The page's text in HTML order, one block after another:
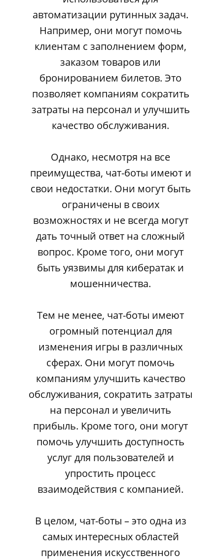
автоматизации рутинных задач.
Например, они могут помочь
клиентам с заполнением форм,
заказом товаров или
бронированием билетов. Это
позволяет компаниям сократить
затраты на персонал и улучшить
качество обслуживания.
Однако, несмотря на все
преимущества, чат-боты имеют и
свои недостатки. Они могут быть
ограничены в своих
возможностях и не всегда могут
дать точный ответ на сложный
вопрос. Кроме того, они могут
быть уязвимы для кибератак и
мошенничества.
Тем не менее, чат-боты имеют
огромный потенциал для
изменения игры в различных
сферах. Они могут помочь
компаниям улучшить качество
обслуживания, сократить затраты
на персонал и увеличить
прибыль. Кроме того, они могут
помочь улучшить доступность
услуг для пользователей и
упростить процесс
взаимодействия с компанией.
В целом, чат-боты – это одна из
самых интересных областей
применения искусственного